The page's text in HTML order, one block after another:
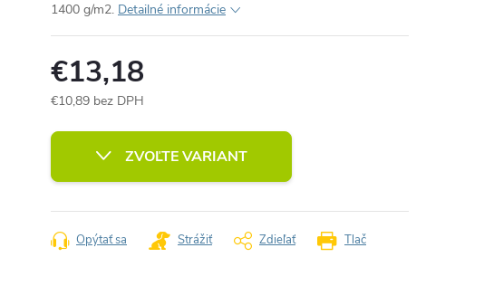
1400 g/m2. Detailné informácie
€13,18
€10,89 bez DPH
cena:
ZVOĽTE VARIANT
Tlač
Opýtať sa Strážiť Zdieľať